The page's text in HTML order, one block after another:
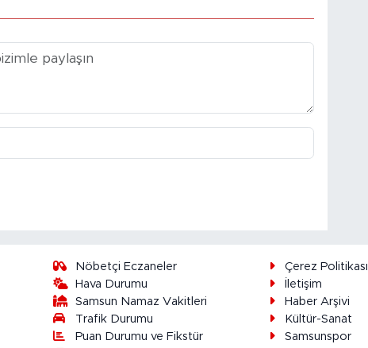
Nöbetçi Eczaneler
Hava Durumu
Samsun Namaz Vakitleri
Trafik Durumu
Puan Durumu ve Fikstür
Çerez Politikası
İletişim
Haber Arşivi
Kültür-Sanat
Samsunspor